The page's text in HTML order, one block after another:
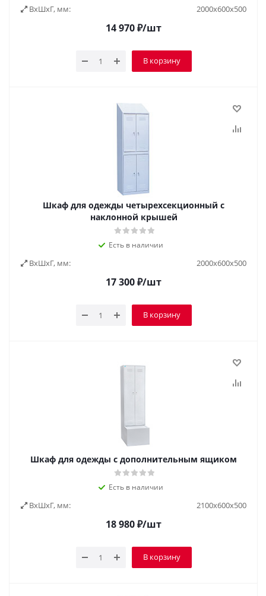
ВxШxГ, мм: 2000х600х500
14 970₽/шт
В корзину
Шкаф для одежды четырехсекционный с
наклонной крышей
Есть в наличии
ВxШxГ, мм: 2000х600х500
17 300₽/шт
В корзину
Шкаф для одежды с дополнительным ящиком
Есть в наличии
ВxШxГ, мм: 2100х600х500
18 980₽/шт
В корзину